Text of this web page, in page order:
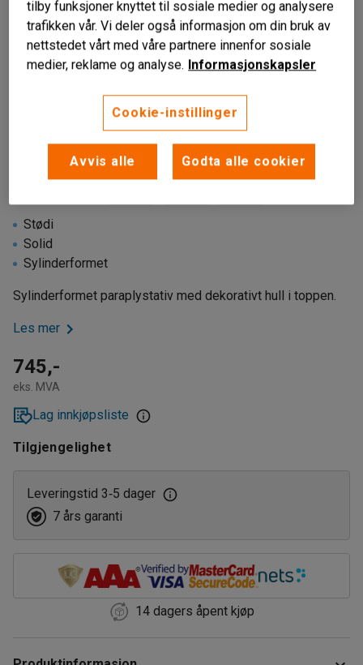
Stødi
Solid
Sylinderformet
Sylinderformet paraplystativ med dekorativt hull i toppen.
Les mer
745,-
eks. MVA
Lag innkjøpsliste
Tilgjengelighet
Leveringstid 3‑5 dager
7 års garanti
14 dagers åpent kjøp
tilby funksjoner knyttet til sosiale medier og analysere
trafikken vår. Vi deler også informasjon om din bruk av
nettstedet vårt med våre partnere innenfor sosiale
medier, reklame og analyse. Informasjonskapsler
Cookie-instillinger
Avvis alle Godta alle cookier